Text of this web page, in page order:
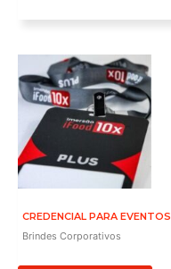
CREDENCIAL PARA EVENTOS
Brindes Corporativos